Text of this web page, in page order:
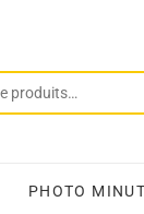
PHOTO